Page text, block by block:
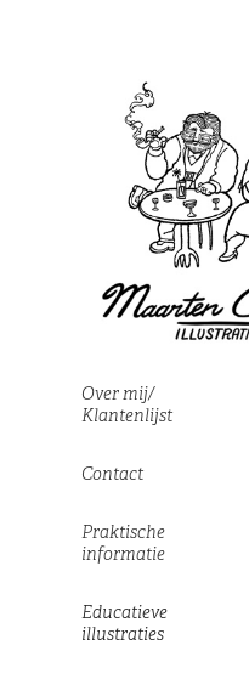
Over mij/
Klantenlijst
Contact
Praktische
informatie
Educatieve
illustraties